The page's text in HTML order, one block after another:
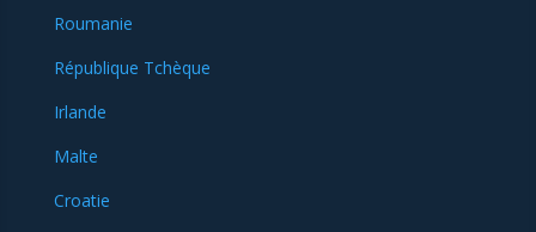
Roumanie
République Tchèque
Irlande
Malte
Croatie